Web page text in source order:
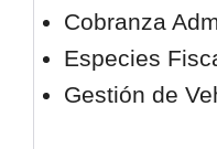
Cobranza
Especies
Gestión de